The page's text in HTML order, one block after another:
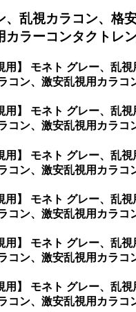
、乱視カラコン、格
カラーコンタクトレ
用】 モネト グレー、乱
コン、激安乱視用カラ
用】 モネト グレー、乱
コン、激安乱視用カラ
用】 モネト グレー、乱
コン、激安乱視用カラコ
用】 モネト グレー、乱
コン、激安乱視用カラコ
用】 モネト グレー、乱
コン、激安乱視用カラ
用】 モネト グレー、乱
コン、激安乱視用カラコ